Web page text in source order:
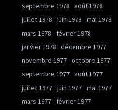
septembre 1978
août 1978
juillet 1978
juin 1978
mai 1978
mars 1978
février 1978
janvier 1978
décembre 1977
novembre 1977 octobre 1977
septembre 1977 août 1977
juillet 1977 juin 1977 mai 1977
mars 1977
février 1977